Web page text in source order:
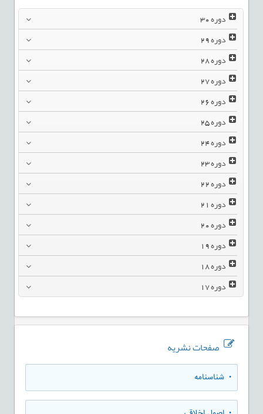
دوره30
دوره29
دوره28
دوره27
دوره26
دوره25
دوره24
دوره23
دوره22
دوره21
دوره20
دوره19
دوره18
دوره17
صفحات نشریه
• شناسنامه